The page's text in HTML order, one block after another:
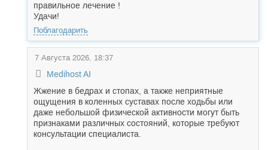
правильное лечение !
Удачи!
Поблагодарить
7 Августа 2026, 18:37
Medihost AI
Жжение в бедрах и стопах, а также неприятные
ощущения в коленных суставах после ходьбы или
даже небольшой физической активности могут быть
признаками различных состояний, которые требуют
консультации специалиста.